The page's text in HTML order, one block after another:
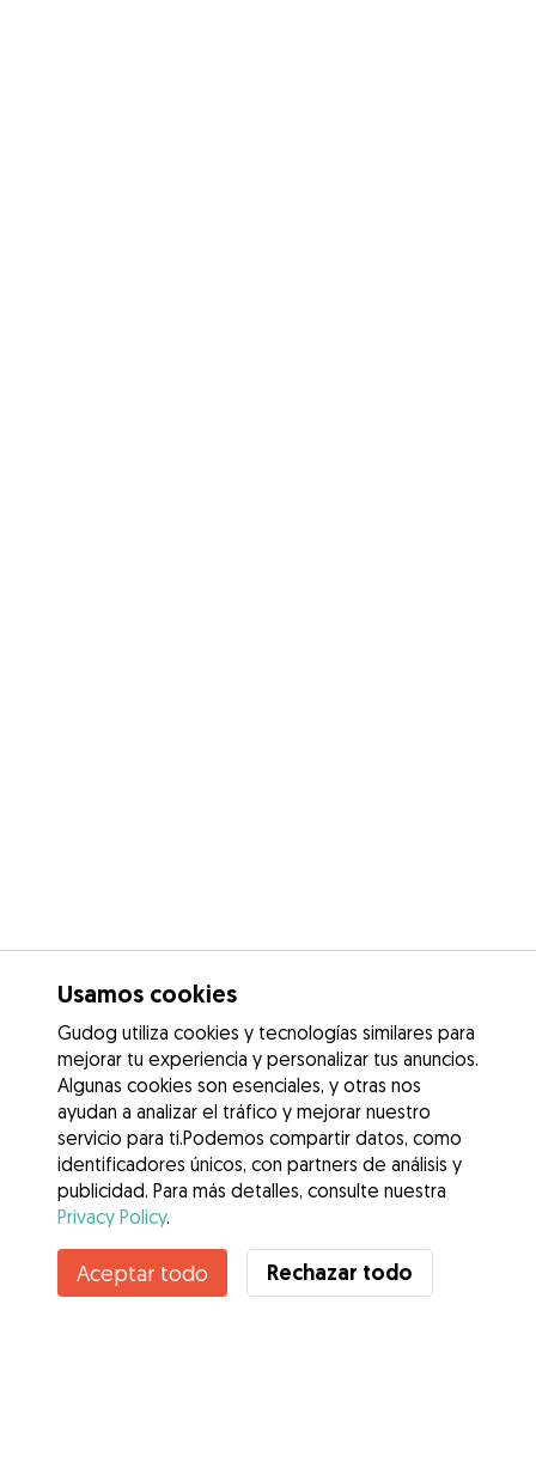
Usamos cookies
Gudog utiliza cookies y tecnologías similares para
mejorar tu experiencia y personalizar tus anuncios.
Algunas cookies son esenciales, y otras nos
ayudan a analizar el tráfico y mejorar nuestro
servicio para ti.Podemos compartir datos, como
identificadores únicos, con partners de análisis y
publicidad. Para más detalles, consulte nuestra
Privacy Policy.
Aceptar todo Rechazar todo